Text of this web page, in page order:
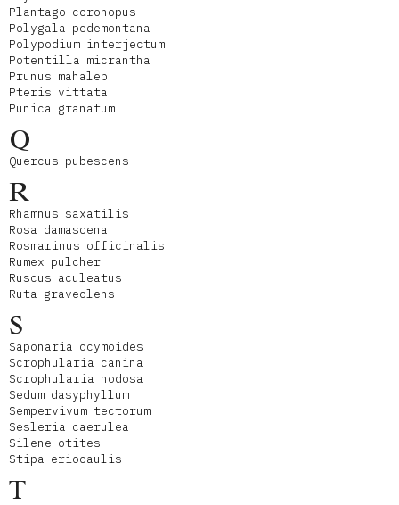
Plantago coronopus
Polygala pedemontana
Polypodium interjectum
Potentilla micrantha
Prunus mahaleb
Pteris vittata
Punica granatum
Q
Quercus pubescens
R
Rhamnus saxatilis
Rosa damascena
Rosmarinus officinalis
Rumex pulcher
Ruscus aculeatus
Ruta graveolens
S
Saponaria ocymoides
Scrophularia canina
Scrophularia nodosa
Sedum dasyphyllum
Sempervivum tectorum
Sesleria caerulea
Silene otites
Stipa eriocaulis
T